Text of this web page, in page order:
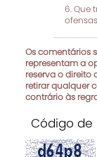
Que
Os comentários
representam a
reserva o direito
retirar qualquer
contrário às
Código de